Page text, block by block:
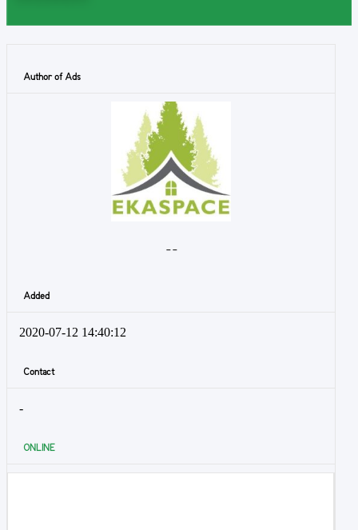
Author of Ads
- -
Added
2020-07-12 14:40:12
Contact
-
ONLINE